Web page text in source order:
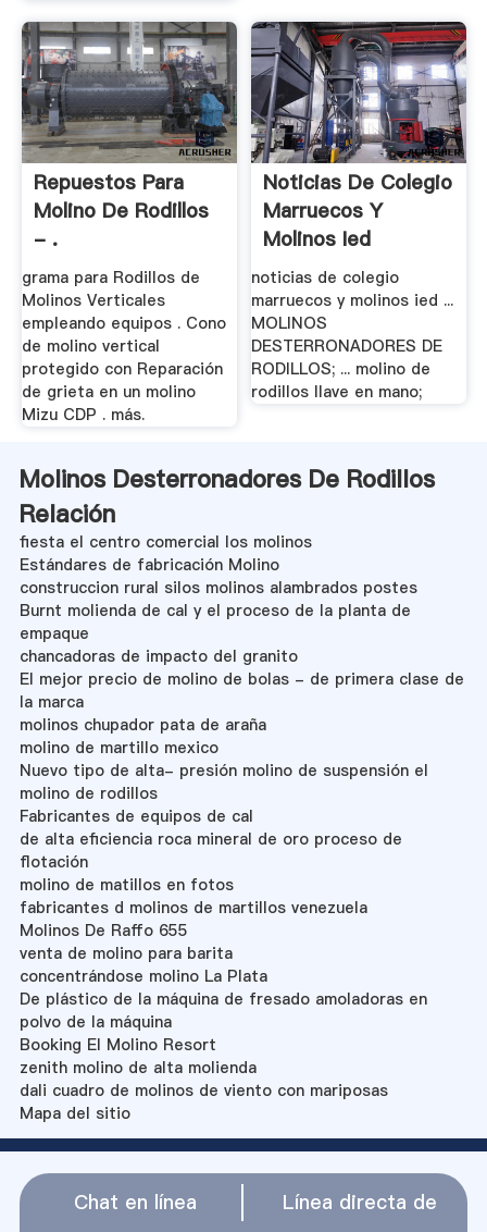
Repuestos Para
Molino De Rodillos
- .
grama para Rodillos de
Molinos Verticales
empleando equipos . Cono
de molino vertical
protegido con Reparación
de grieta en un molino
Mizu CDP . más.
Noticias De Colegio
Marruecos Y
Molinos Ied
noticias de colegio
marruecos y molinos ied ...
MOLINOS
DESTERRONADORES DE
RODILLOS; ... molino de
rodillos llave en mano;
Molinos Desterronadores De Rodillos
Relación
fiesta el centro comercial los molinos
Estándares de fabricación Molino
construccion rural silos molinos alambrados postes
Burnt molienda de cal y el proceso de la planta de
empaque
chancadoras de impacto del granito
El mejor precio de molino de bolas - de primera clase de
la marca
molinos chupador pata de araña
molino de martillo mexico
Nuevo tipo de alta- presión molino de suspensión el
molino de rodillos
Fabricantes de equipos de cal
de alta eficiencia roca mineral de oro proceso de
flotación
molino de matillos en fotos
fabricantes d molinos de martillos venezuela
Molinos De Raffo 655
venta de molino para barita
concentrándose molino La Plata
De plástico de la máquina de fresado amoladoras en
polvo de la máquina
Booking El Molino Resort
zenith molino de alta molienda
dali cuadro de molinos de viento con mariposas
Mapa del sitio
Chat en línea
Línea directa de